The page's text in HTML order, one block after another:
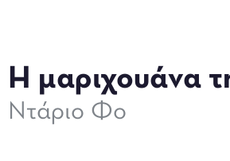
Η μαριχουάνα
Ντάριο Φο